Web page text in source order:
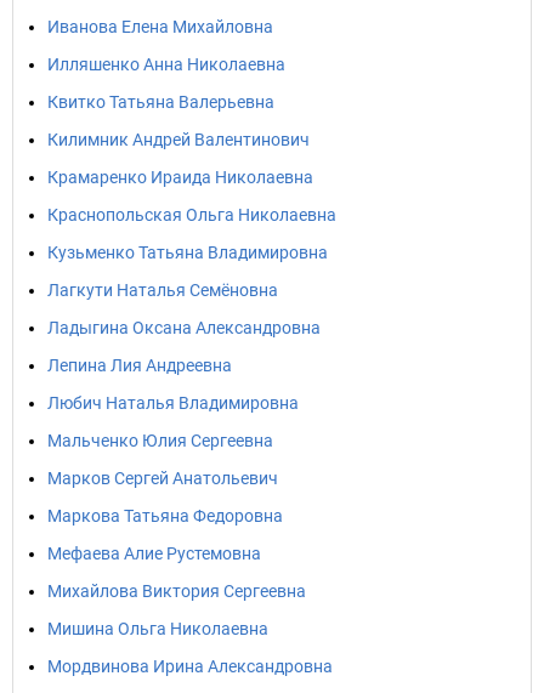
Иванова Елена Михайловна
Илляшенко Анна Николаевна
Квитко Татьяна Валерьевна
Килимник Андрей Валентинович
Крамаренко Ираида Николаевна
Краснопольская Ольга Николаевна
Кузьменко Татьяна Владимировна
Лагкути Наталья Семёновна
Ладыгина Оксана Александровна
Лепина Лия Андреевна
Любич Наталья Владимировна
Мальченко Юлия Сергеевна
Марков Сергей Анатольевич
Маркова Татьяна Федоровна
Мефаева Алие Рустемовна
Михайлова Виктория Сергеевна
Мишина Ольга Николаевна
Мордвинова Ирина Александровна